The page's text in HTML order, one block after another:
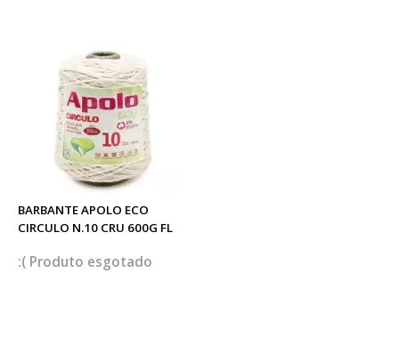
BARBANTE APOLO ECO
CIRCULO N.10 CRU 600G FL
esgotado